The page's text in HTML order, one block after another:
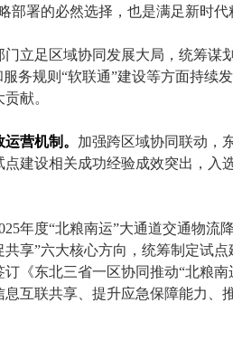
部署的必然选择，也是满足新时
足区域协同发展大局，统筹谋
务规则“软联通”建设等方面持续
献。
营机制。 加强跨区域协同联动，
建设相关成功经验成效突出，
度“北粮南运”大通道交通物流
享”六大核心方向，统筹制定试
《东北三省一区协同推动“北粮
互联共享、提升应急保障能力、